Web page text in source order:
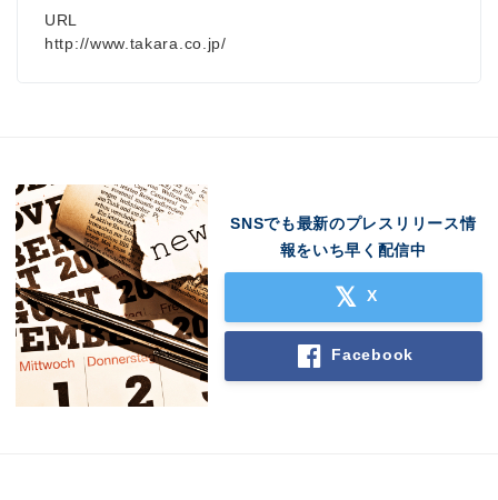
URL
http://www.takara.co.jp/
SNSでも最新のプレスリリース情
報をいち早く配信中
X
Facebook